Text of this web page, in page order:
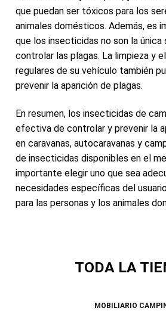
que puedan ser tóxicos para los
animales domésticos. Además, es
que los insecticidas no son la única
controlar las plagas. La limpieza y
regulares de su vehículo también
prevenir la aparición de plagas.
En resumen, los insecticidas de
efectiva de controlar y prevenir la
en caravanas, autocaravanas y
de insecticidas disponibles en el
importante elegir uno que sea
necesidades específicas del
para las personas y los animales
TODA LA
MOBILIARIO